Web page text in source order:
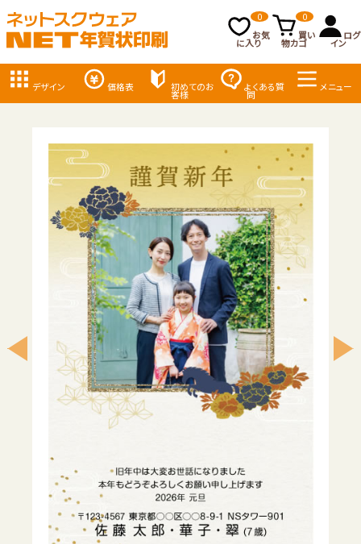
お気
に入り
0
買い
物カゴ
0
ログ
イン
デザイン 価格表 初めてのお
客様
よくある質
問
メニュー